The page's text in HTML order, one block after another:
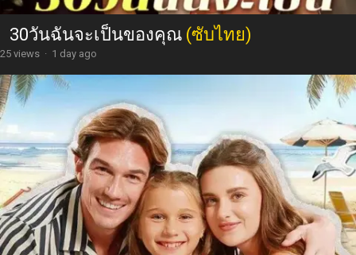
30วันฉันจะเป็นของคุณ (ซับไทย)
25 views · 1 day ago